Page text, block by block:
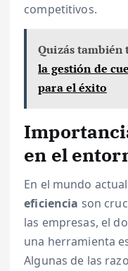
competitivos.
Quizás también
la gestión de
para el éxito
en el
En el mundo
eficiencia son
las empresas, el
una herramienta
Algunas de las